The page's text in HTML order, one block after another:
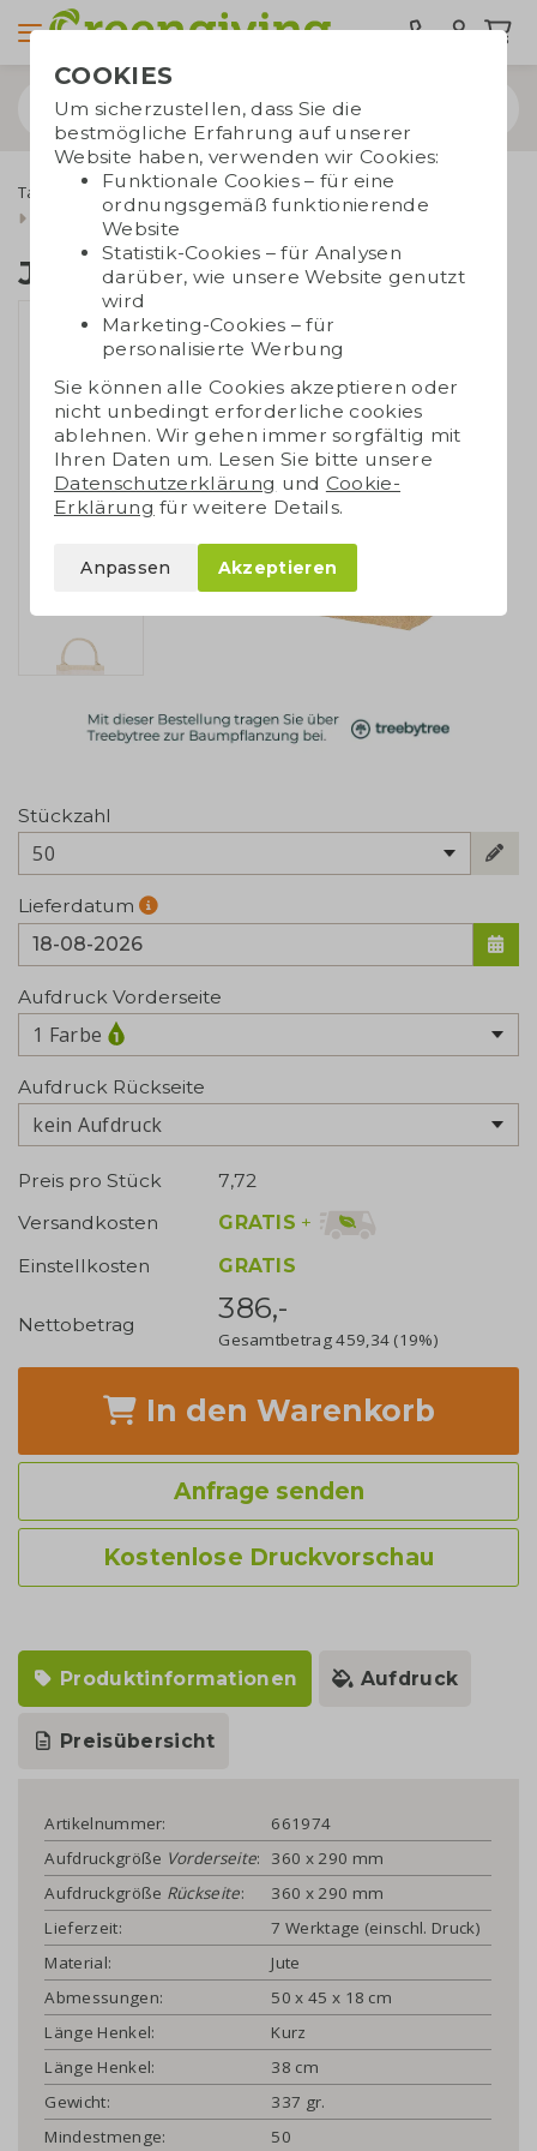
Taschen bedrucken Tragetaschen
Jutebeutel
Jute Shopper groß
Jute Shopper groß
Stückzahl
50
Lieferdatum
Aufdruck Vorderseite
1 Farbe
Aufdruck Rückseite
kein Aufdruck
Preis pro Stück
7,72
Versandkosten
GRATIS +
Einstellkosten
GRATIS
Nettobetrag 386,-
Gesamtbetrag459,34 (19%)
In den Warenkorb
Anfrage senden
Kostenlose Druckvorschau
Produktinformationen Aufdruck
Preisübersicht
Artikelnummer:
661974
Aufdruckgröße Vorderseite:
360 x 290 mm
Aufdruckgröße Rückseite:
360 x 290 mm
Lieferzeit:
7 Werktage (einschl. Druck)
Material:
Jute
Abmessungen:
50 x 45 x 18 cm
Länge Henkel:
Kurz
Länge Henkel:
38 cm
Gewicht:
337 gr.
Mindestmenge:
50
COOKIES
Um sicherzustellen, dass Sie die
bestmögliche Erfahrung auf unserer
Website haben, verwenden wir Cookies:
Funktionale Cookies – für eine
ordnungsgemäß funktionierende
Website
Statistik-Cookies – für Analysen
darüber, wie unsere Website genutzt
wird
Marketing-Cookies – für
personalisierte Werbung
Sie können alle Cookies akzeptieren oder
nicht unbedingt erforderliche cookies
ablehnen. Wir gehen immer sorgfältig mit
Ihren Daten um. Lesen Sie bitte unsere
Datenschutzerklärung und Cookie-
Erklärung für weitere Details.
Anpassen Akzeptieren